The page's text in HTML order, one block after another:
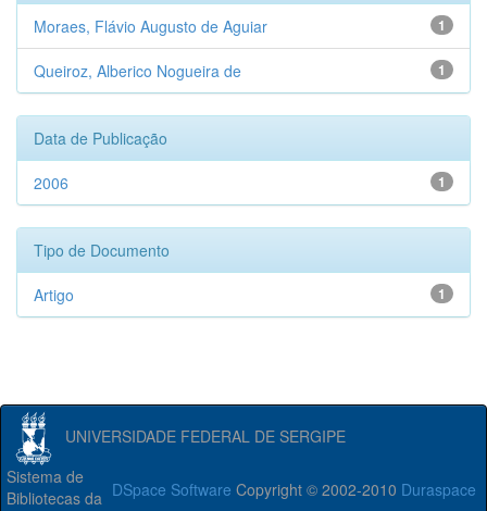
1
Moraes, Flávio Augusto de Aguiar
1
Queiroz, Alberico Nogueira de
Data de Publicação
1
2006
Tipo de Documento
1
Artigo
UNIVERSIDADE FEDERAL DE SERGIPE
DSpace Software Copyright © 2002-2010 Duraspace
Sistema de
Bibliotecas da